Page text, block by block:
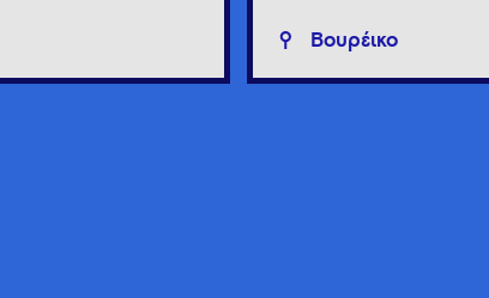
Βουρέικο